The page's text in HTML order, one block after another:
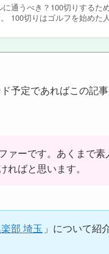
通うべき？100切りするた
100切りはゴルフを始めた
ド予定であればこの記
ァーです。あくまで
ばと思います。
部 埼玉 」について紹